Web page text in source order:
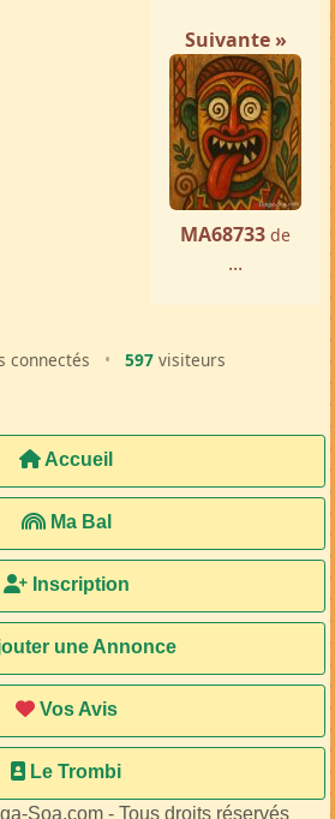
Suivante »
MA68733 de
...
connectés • 597 visiteurs
Accueil
Ma Bal
Inscription
une Annonce
Vos Avis
Le Trombi
Soa.com - Tous droits réservés